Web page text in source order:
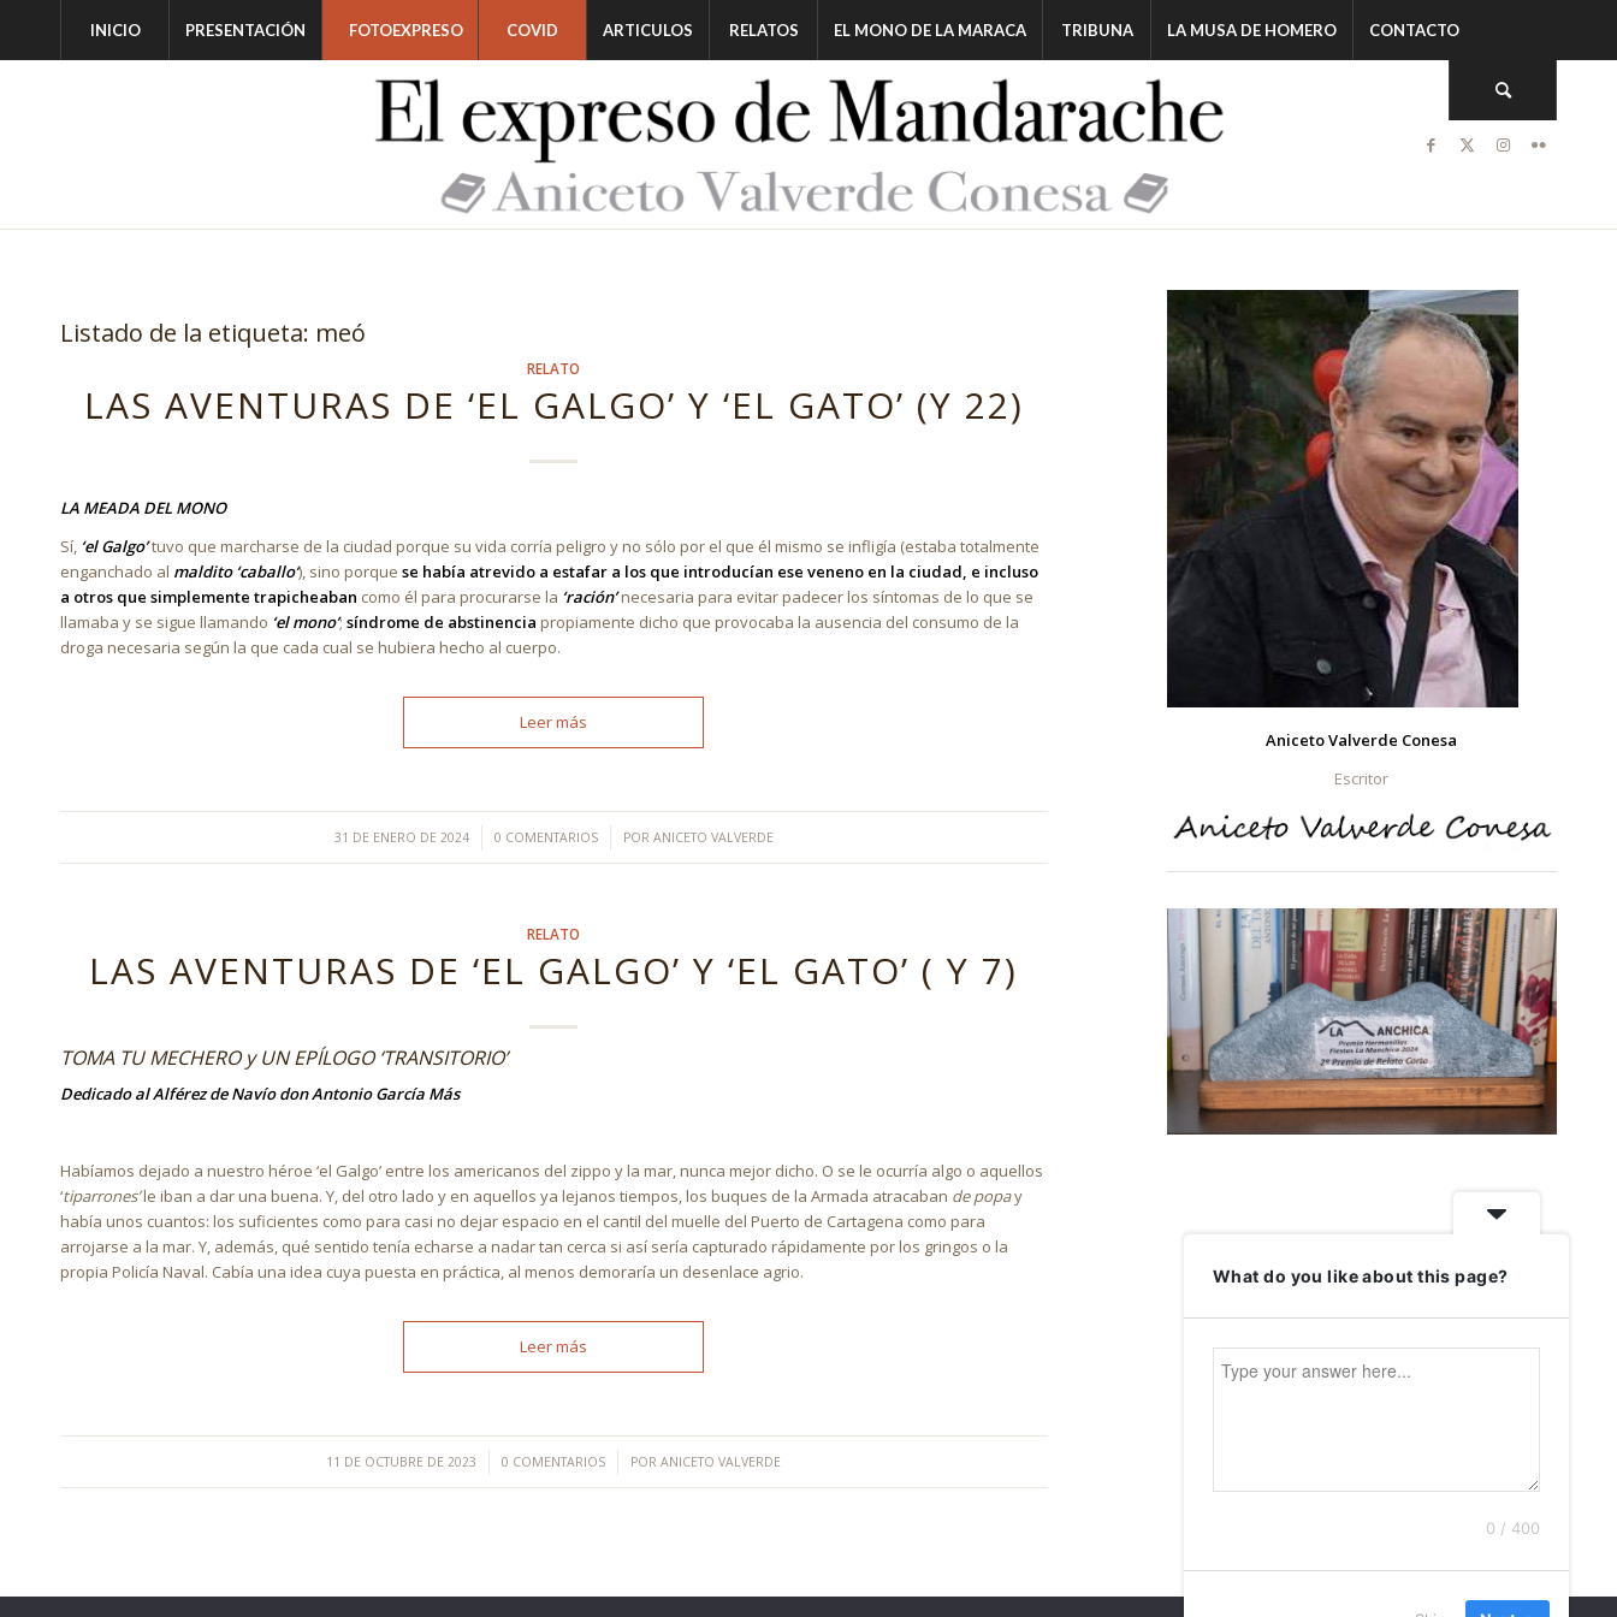
INICIO PRESENTACIÓN FOTOEXPRESO COVID ARTICULOS RELATOS EL MONO DE LA MARACA TRIBUNA LA MUSA DE HOMERO CONTACTO
Listado de la etiqueta: meó
RELATO
LAS AVENTURAS DE ‘EL GALGO’ Y ‘EL GATO’ (Y 22)
LA MEADA DEL MONO
Sí, ‘el Galgo’tuvo que marcharse de la ciudad porque su vida corría peligro y no sólo por el que él mismo se infligía (estaba totalmente
enganchado al maldito ‘caballo’), sino porque se había atrevido a estafar a los que introducían ese veneno en la ciudad, e incluso
a otros que simplemente trapicheaban como él para procurarse la ‘ración’necesaria para evitar padecer los síntomas de lo que se
llamaba y se sigue llamando ‘el mono’; síndrome de abstinencia propiamente dicho que provocaba la ausencia del consumo de la
droga necesaria según la que cada cual se hubiera hecho al cuerpo.
Leer más
31 DE ENERO DE 2024
/ 0 COMENTARIOS
/ POR ANICETO VALVERDE
RELATO
LAS AVENTURAS DE ‘EL GALGO’ Y ‘EL GATO’ ( Y 7)
TOMA TU MECHERO y UN EPÍLOGO ‘TRANSITORIO’
Dedicado al Alférez de Navío don Antonio García Más
Habíamos dejado a nuestro héroe ‘el Galgo’ entre los americanos del zippo y la mar, nunca mejor dicho. O se le ocurría algo o aquellos
‘tiparrones’le iban a dar una buena. Y, del otro lado y en aquellos ya lejanos tiempos, los buques de la Armada atracaban de popay
había unos cuantos: los suficientes como para casi no dejar espacio en el cantil del muelle del Puerto de Cartagena como para
arrojarse a la mar. Y, además, qué sentido tenía echarse a nadar tan cerca si así sería capturado rápidamente por los gringos o la
propia Policía Naval. Cabía una idea cuya puesta en práctica, al menos demoraría un desenlace agrio.
Leer más
11 DE OCTUBRE DE 2023
/ 0 COMENTARIOS
/ PORANICETO VALVERDE
Aniceto Valverde Conesa
Escritor
What do you like about this page?
0 / 400